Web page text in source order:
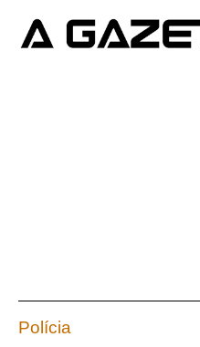
Polícia